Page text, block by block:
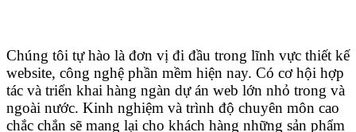
Chúng tôi tự hào là đơn vị đi đầu trong lĩnh vực thiết kế
website, công nghệ phần mềm hiện nay. Có cơ hội hợp
tác và triển khai hàng ngàn dự án web lớn nhỏ trong và
ngoài nước. Kinh nghiệm và trình độ chuyên môn cao
chắc chắn sẽ mang lại cho khách hàng những sản phẩm